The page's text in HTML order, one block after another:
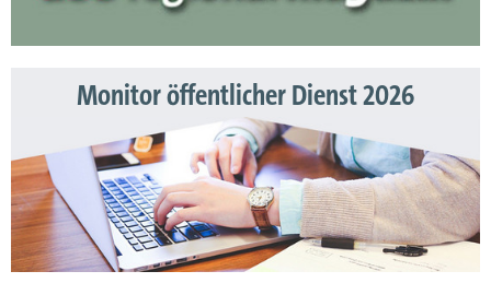
Monitor öffentlicher Dienst 2026